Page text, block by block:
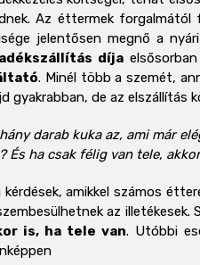
Az éttermek
jelentősen megnő a
díja elsősorban
. Minél több a szemét,
gyakrabban, de az elszállítás
hány darab kuka az, ami már
És ha csak félig van tele,
kérdések, amikkel számos
az illetékesek.
is, ha tele van. Utóbbi